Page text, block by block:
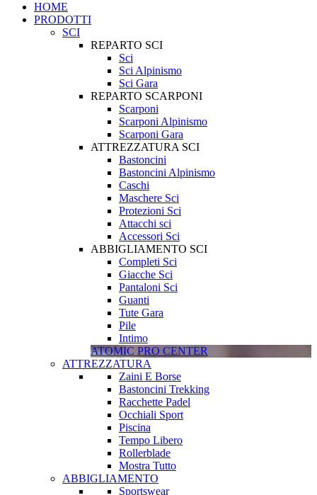
HOME
PRODOTTI
SCI
REPARTO SCI
Sci
Sci Alpinismo
Sci Gara
REPARTO SCARPONI
Scarponi
Scarponi Alpinismo
Scarponi Gara
ATTREZZATURA SCI
Bastoncini
Bastoncini Alpinismo
Caschi
Maschere Sci
Protezioni Sci
Attacchi sci
Accessori Sci
ABBIGLIAMENTO SCI
Completi Sci
Giacche Sci
Pantaloni Sci
Guanti
Tute Gara
Pile
Intimo
ATOMIC PRO CENTER
ATTREZZATURA
Zaini E Borse
Bastoncini Trekking
Racchette Padel
Occhiali Sport
Piscina
Tempo Libero
Rollerblade
Mostra Tutto
ABBIGLIAMENTO
Sportswear